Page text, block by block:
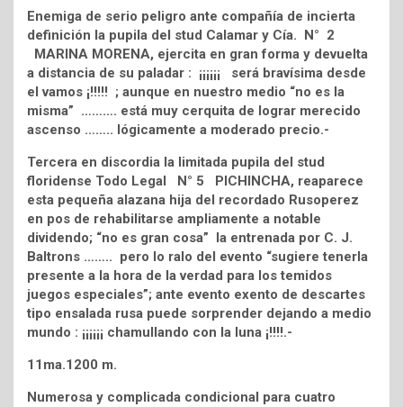
Enemiga de serio peligro ante compañía de incierta
definición la pupila del stud Calamar y Cía. N° 2
MARINA MORENA, ejercita en gran forma y devuelta
a distancia de su paladar : ¡¡¡¡¡¡ será bravísima desde
el vamos ¡!!!!! ; aunque en nuestro medio “no es la
misma” ………. está muy cerquita de lograr merecido
ascenso …….. lógicamente a moderado precio.-
Tercera en discordia la limitada pupila del stud
floridense Todo Legal N° 5 PICHINCHA, reaparece
esta pequeña alazana hija del recordado Rusoperez
en pos de rehabilitarse ampliamente a notable
dividendo; “no es gran cosa” la entrenada por C. J.
Baltrons …….. pero lo ralo del evento “sugiere tenerla
presente a la hora de la verdad para los temidos
juegos especiales”; ante evento exento de descartes
tipo ensalada rusa puede sorprender dejando a medio
mundo : ¡¡¡¡¡¡ chamullando con la luna ¡!!!!.-
11ma.1200 m.
Numerosa y complicada condicional para cuatro